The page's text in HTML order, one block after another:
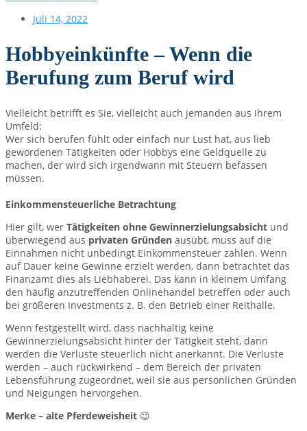
Juli 14, 2022
Hobbyeinkünfte – Wenn die
Berufung zum Beruf wird
Vielleicht betrifft es Sie, vielleicht auch jemanden aus Ihrem
Umfeld:
Wer sich berufen fühlt oder einfach nur Lust hat, aus lieb
gewordenen Tätigkeiten oder Hobbys eine Geldquelle zu
machen, der wird sich irgendwann mit Steuern befassen
müssen.
Einkommensteuerliche Betrachtung
Hier gilt, wer Tätigkeiten ohne Gewinnerzielungsabsicht und
überwiegend aus privaten Gründen ausübt, muss auf die
Einnahmen nicht unbedingt Einkommensteuer zahlen. Wenn
auf Dauer keine Gewinne erzielt werden, dann betrachtet das
Finanzamt dies als Liebhaberei. Das kann in kleinem Umfang
den häufig anzutreffenden Onlinehandel betreffen oder auch
bei größeren Investments z. B. den Betrieb einer Reithalle.
Wenn festgestellt wird, dass nachhaltig keine
Gewinnerzielungsabsicht hinter der Tätigkeit steht, dann
werden die Verluste steuerlich nicht anerkannt. Die Verluste
werden – auch rückwirkend – dem Bereich der privaten
Lebensführung zugeordnet, weil sie aus persönlichen Gründen
und Neigungen hervorgehen.
Merke – alte Pferdeweisheit 😉